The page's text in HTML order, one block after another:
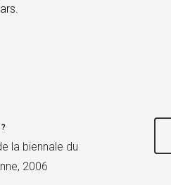
la biennale du
2006